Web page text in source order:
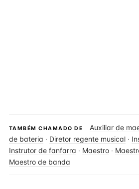
TAMBÉM CHAMADO DE Auxiliar de
de bateria · Diretor regente musical ·
Instrutor de fanfarra · Maestro ·
Maestro de banda